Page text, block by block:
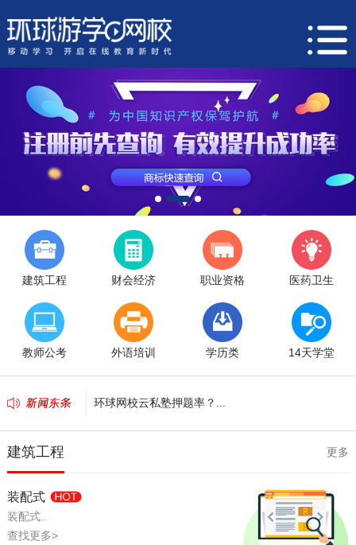
建筑工程 财会经济 职业资格 医药卫生
教师公考 外语培训 学历类 14天学堂
环球网校云私塾押题率？...
环球网校课程怎么样？好不好？...
建筑工程 更多
装配式
装配式..
查找更多>